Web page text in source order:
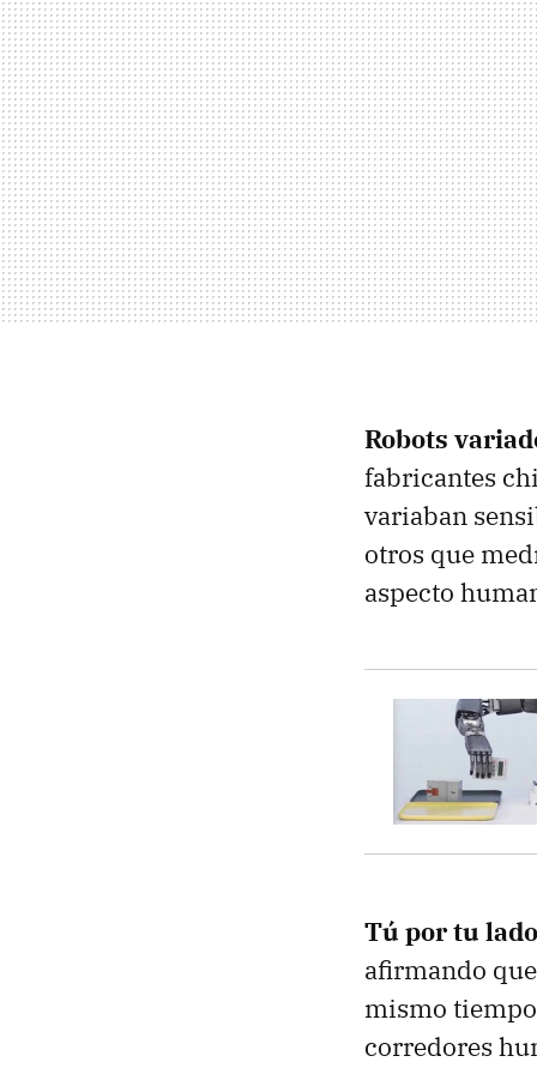
Robots
fabricantes
variaban
otros que
aspecto
Tú por tu
afirmando
mismo
corredores